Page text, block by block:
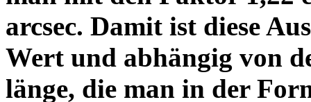
arcsec. Damit ist diese
Wert und abhängig von
länge, die man in der